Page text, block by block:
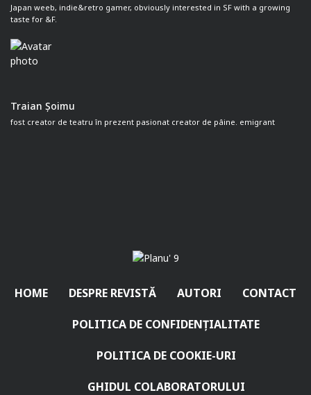
Japan weeb, indie&retro gamer, obviously interested in SF with a growing
taste for &F.
Traian Șoimu
fost creator de teatru în prezent pasionat creator de pâine. emigrant
HOME DESPRE REVISTĂ AUTORI CONTACT
POLITICA DE CONFIDENȚIALITATE
POLITICA DE COOKIE-URI
GHIDUL COLABORATORULUI